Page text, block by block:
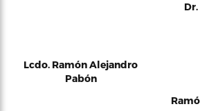
Lcdo. Ramón Alejandro
Pabón